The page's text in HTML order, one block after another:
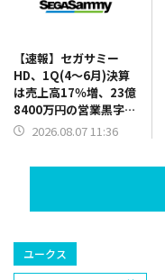
【速報】セガサミー
HD、1Q(4～6月)決算
は売上高17％増、23億
8400万円の営業黒字に
転換 各セグメントと
2026.08.07 11:36
ユークス